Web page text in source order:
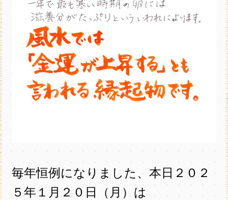
毎年恒例になりました、本日２０２
５年１月２０日（月）は